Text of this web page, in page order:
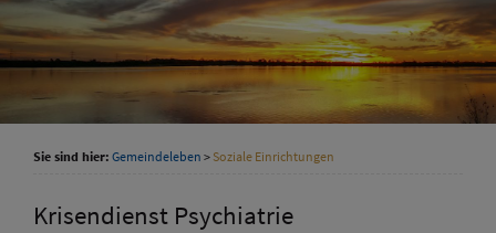
Sie sind hier: Gemeindeleben > Soziale Einrichtungen
Krisendienst Psychiatrie